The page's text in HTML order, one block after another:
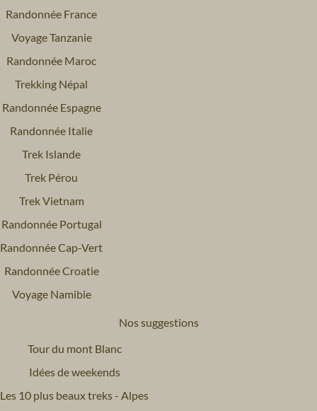
Randonnée France
Voyage Tanzanie
Randonnée Maroc
Trekking Népal
Randonnée Espagne
Randonnée Italie
Trek Islande
Trek Pérou
Trek Vietnam
Randonnée Portugal
Randonnée Cap-Vert
Randonnée Croatie
Voyage Namibie
Nos suggestions
Tour du mont Blanc
Idées de weekends
Les 10 plus beaux treks - Alpes